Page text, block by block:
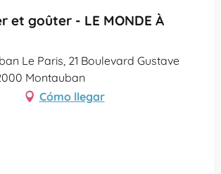
et goûter - LE MONDE À
Le Paris, 21 Boulevard Gustave
Montauban
Cómo llegar